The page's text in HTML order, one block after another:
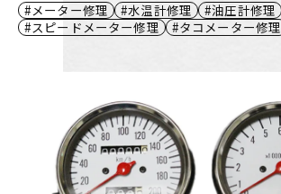
メーター修理 水温計修理 油圧計修理
スピードメーター修理
タコメーター修理